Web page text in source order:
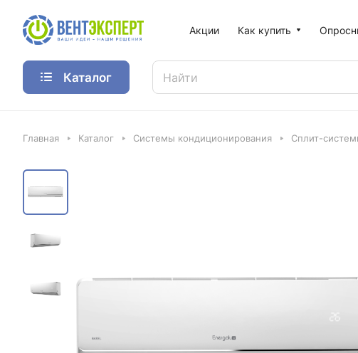
Акции Как купить
Каталог
Главная Каталог Системы кондиционирования Сплит-